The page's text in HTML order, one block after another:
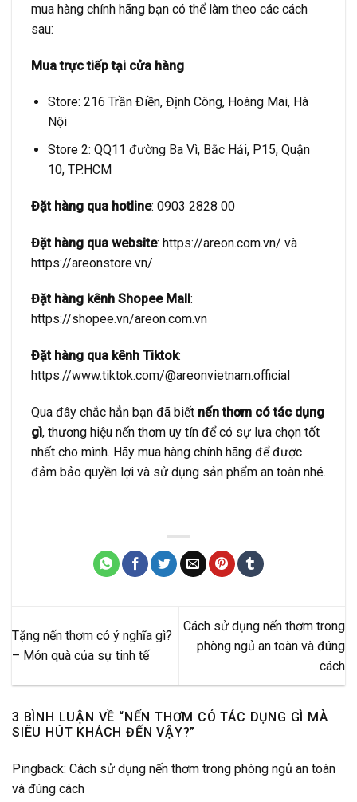
mua hàng chính hãng bạn có thể làm theo các cách
sau:
Mua trực tiếp tại cửa hàng
Store: 216 Trần Điền, Định Công, Hoàng Mai, Hà
Nội
Store 2: QQ11 đường Ba Vì, Bắc Hải, P15, Quận
10, TP.HCM
Đặt hàng qua hotline: 0903 2828 00
Đặt hàng qua website: https://areon.com.vn/ và
https://areonstore.vn/
Đặt hàng kênh Shopee Mall :
https://shopee.vn/areon.com.vn
Đặt hàng qua kênh Tiktok:
https://www.tiktok.com/@areonvietnam.official
Qua đây chắc hẳn bạn đã biết nến thơm có tác dụng
gì, thương hiệu nến thơm uy tín để có sự lựa chọn tốt
nhất cho mình. Hãy mua hàng chính hãng để được
đảm bảo quyền lợi và sử dụng sản phẩm an toàn nhé.
Tặng nến thơm có ý nghĩa gì?
– Món quà của sự tinh tế
Cách sử dụng nến thơm trong
phòng ngủ an toàn và đúng
cách
3 BÌNH LUẬN VỀ “NẾN THƠM CÓ TÁC DỤNG GÌ MÀ
SIÊU HÚT KHÁCH ĐẾN VẬY?”
Pingback: Cách sử dụng nến thơm trong phòng ngủ an toàn
và đúng cách